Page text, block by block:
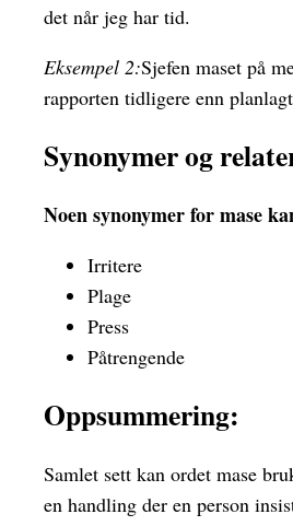
det når jeg har tid.
Eksempel 2:Sjefen maset på
rapporten tidligere enn
Synonymer og
Noen synonymer for mase
Irritere
Plage
Press
Påtrengende
Oppsummering:
Samlet sett kan ordet mase
en handling der en person